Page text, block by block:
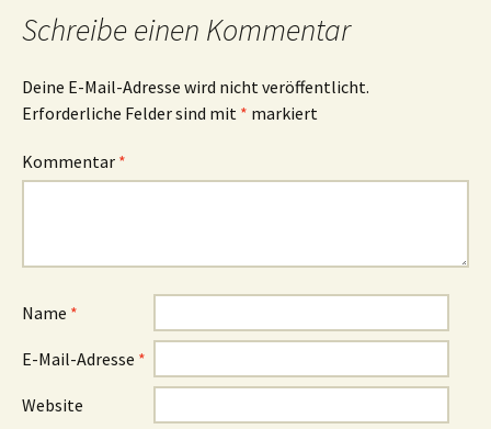
Schreibe einen Kommentar
Deine E-Mail-Adresse wird nicht veröffentlicht.
Erforderliche Felder sind mit * markiert
Kommentar *
Name *
E-Mail-Adresse *
Website